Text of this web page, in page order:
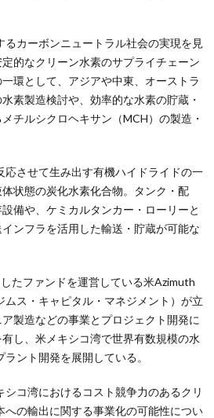
るカーボンニュートラル社会の実現を見
的なクリーン水素のサプライチェーン
環として、アジアや中東、オーストラ
素製造検討や、効率的な水素の貯蔵・
チルシクロヘキサン（MCH）の製造・
応させて生み出す有機ハイドライドの一
状態の炭化水素化合物。タンク・配
備や、ケミカルタンカー・ローリーと
ンフラを活用した輸送・貯蔵が可能な
たファンドを運営している米Azimuth
ス・キャピタル・マネジメント）が立
製造などの事業とプロジェクト開発に
し、米メキシコ湾で世界有数規模の水
ント開発を展開している。
シコ湾におけるコスト競争力のあるクリ
への輸出に関する事業化の可能性につい